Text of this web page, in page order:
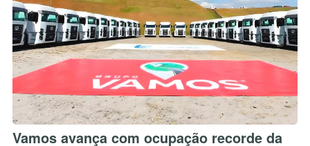
Vamos avança com ocupação recorde da